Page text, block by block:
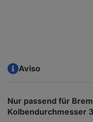
Aviso
Nur passend für
Kolbendurchmesser